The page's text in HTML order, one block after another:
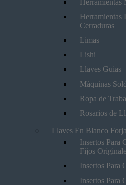
Herramientas
Cerraduras
Limas
Lishi
Llaves Guias
Máquinas
Ropa de
Rosarios de
Llaves En Blanco
Insertos Para
Fijos
Insertos Para
Insertos Para